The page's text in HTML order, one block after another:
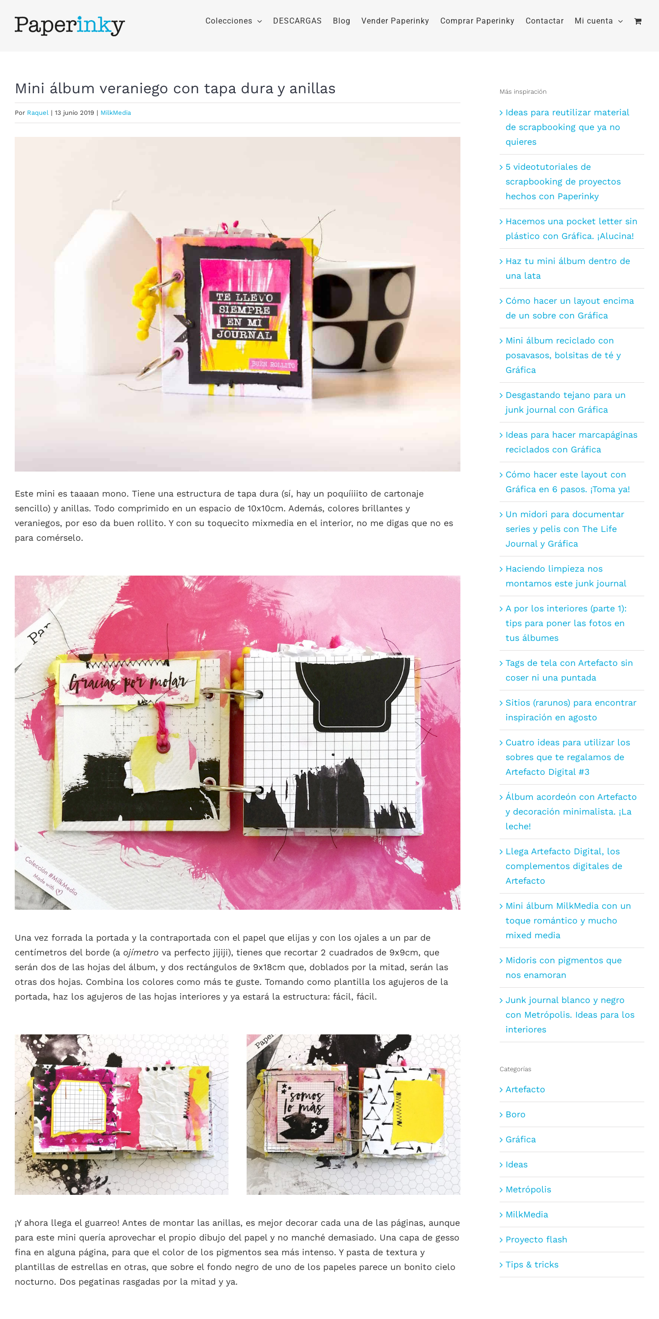
contenido
Colecciones DESCARGAS Blog Vender Paperinky Comprar Paperinky Contactar Mi cuenta
Mini álbum veraniego con tapa dura y anillas
Por Raquel | 13 junio 2019 | MilkMedia
Este mini es taaaan mono. Tiene una estructura de tapa dura (sí, hay un poquíiiito de cartonaje
sencillo) y anillas. Todo comprimido en un espacio de 10x10cm. Además, colores brillantes y
veraniegos, por eso da buen rollito. Y con su toquecito mixmedia en el interior, no me digas que no es
para comérselo.
Una vez forrada la portada y la contraportada con el papel que elijas y con los ojales a un par de
centímetros del borde (a ojímetro va perfecto jijiji), tienes que recortar 2 cuadrados de 9x9cm, que
serán dos de las hojas del álbum, y dos rectángulos de 9x18cm que, doblados por la mitad, serán las
otras dos hojas. Combina los colores como más te guste. Tomando como plantilla los agujeros de la
portada, haz los agujeros de las hojas interiores y ya estará la estructura: fácil, fácil.
¡Y ahora llega el guarreo! Antes de montar las anillas, es mejor decorar cada una de las páginas, aunque
para este mini quería aprovechar el propio dibujo del papel y no manché demasiado. Una capa de gesso
fina en alguna página, para que el color de los pigmentos sea más intenso. Y pasta de textura y
plantillas de estrellas en otras, que sobre el fondo negro de uno de los papeles parece un bonito cielo
nocturno. Dos pegatinas rasgadas por la mitad y ya.
Más inspiración
Ideas para reutilizar material
de scrapbooking que ya no
quieres
5 videotutoriales de
scrapbooking de proyectos
hechos con Paperinky
Hacemos una pocket letter sin
plástico con Gráfica. ¡Alucina!
Haz tu mini álbum dentro de
una lata
Cómo hacer un layout encima
de un sobre con Gráfica
Mini álbum reciclado con
posavasos, bolsitas de té y
Gráfica
Desgastando tejano para un
junk journal con Gráfica
Ideas para hacer marcapáginas
reciclados con Gráfica
Cómo hacer este layout con
Gráfica en 6 pasos. ¡Toma ya!
Un midori para documentar
series y pelis con The Life
Journal y Gráfica
Haciendo limpieza nos
montamos este junk journal
A por los interiores (parte 1):
tips para poner las fotos en
tus álbumes
Tags de tela con Artefacto sin
coser ni una puntada
Sitios (rarunos) para encontrar
inspiración en agosto
Cuatro ideas para utilizar los
sobres que te regalamos de
Artefacto Digital #3
Álbum acordeón con Artefacto
y decoración minimalista. ¡La
leche!
Llega Artefacto Digital, los
complementos digitales de
Artefacto
Mini álbum MilkMedia con un
toque romántico y mucho
mixed media
Midoris con pigmentos que
nos enamoran
Junk journal blanco y negro
con Metrópolis. Ideas para los
interiores
Categorías
Artefacto
Boro
Gráfica
Ideas
Metrópolis
MilkMedia
Proyecto flash
Tips & tricks